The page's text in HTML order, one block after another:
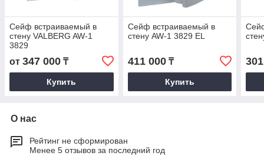
Сейф встраиваемый в
стену VALBERG AW-1
3829
от 347 000 ₸
Купить
Сейф встраиваемый в
стену AW-1 3829 EL
411 000₸
Купить
О нас
Рейтинг не сформирован
Менее 5 отзывов за последний год